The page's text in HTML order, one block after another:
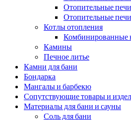
Отопительные
Отопительные
Котлы отопления
Комбинированные
Камины
Печное литье
Камни для бани
Бондарка
Мангалы и барбекю
Сопутствующие товары и
Материалы для бани и сауны
Соль для бани